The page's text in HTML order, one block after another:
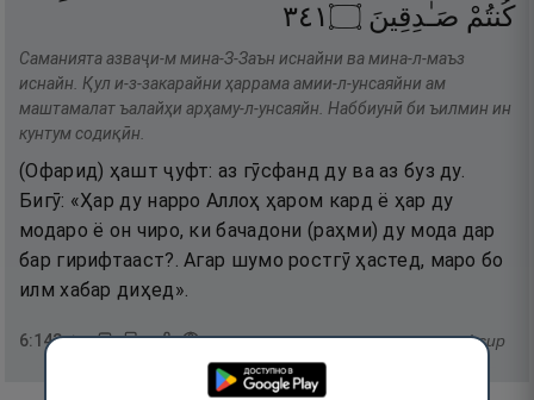
كُنتُمْ صَـٰدِقِينَ ۝١٤٣
Саманията азваҷи-м мина-З-Заън иснайни ва мина-л-маъз
иснайн. Қул и-з-закарайни ҳаррама амии-л-унсаяйни ам
маштамалат ъалайҳи арҳаму-л-унсаяйн. Наббиунӣ би ъилмин ин
кунтум содиқӣн.
(Офарид) ҳашт ҷуфт: аз гӯсфанд ду ва аз буз ду.
Бигӯ: «Ҳар ду нарро Аллоҳ ҳаром кард ё ҳар ду
модаро ё он чиро, ки бачадони (раҳми) ду мода дар
бар гирифтааст?. Агар шумо ростгӯ ҳастед, маро бо
илм хабар диҳед».
6:143 тафсир